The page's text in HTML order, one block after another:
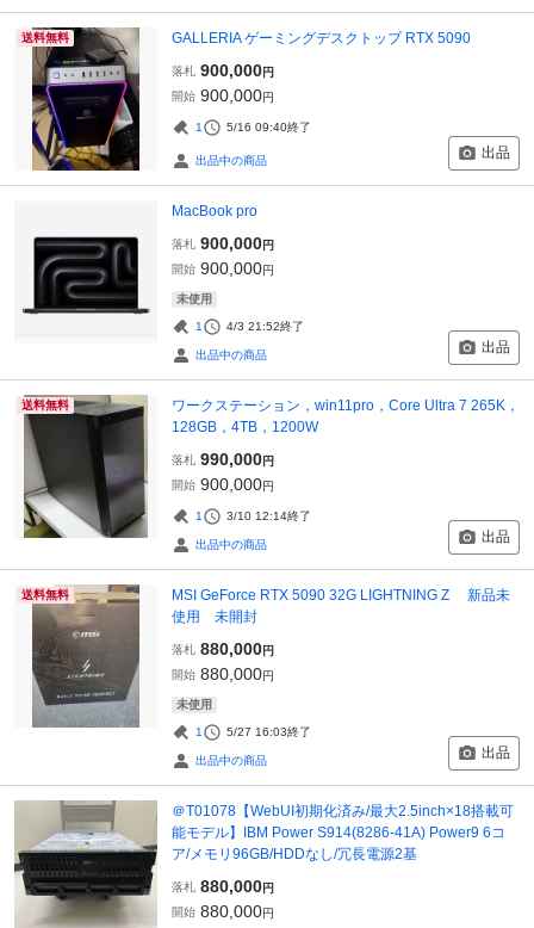
送料無料 GALLERIA ゲーミングデスクトップ RTX 5090
落札 900,000円
開始 900,000円
1 5/16 09:40終了
出品中の商品 出品
MacBook pro
落札 900,000円
開始 900,000円
未使用
1 4/3 21:52終了
出品中の商品 出品
送料無料
ワークステーション，win11pro，Core Ultra 7 265K，
128GB，4TB，1200W
落札 990,000円
開始 900,000円
1 3/10 12:14終了
出品中の商品 出品
送料無料
MSI GeForce RTX 5090 32G LIGHTNING Z 新品未
使用 未開封
落札 880,000円
開始 880,000円
未使用
1 5/27 16:03終了
出品中の商品 出品
＠T01078【WebUI初期化済み/最大2.5inch×18搭載可
能モデル】IBM Power S914(8286-41A) Power9 6コ
ア/メモリ96GB/HDDなし/冗長電源2基
落札 880,000円
開始 880,000円